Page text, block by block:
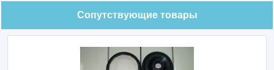
Сопутствующие товары